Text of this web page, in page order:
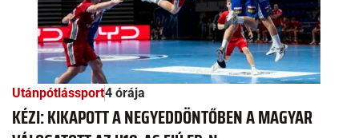
Utánpótlássport4 órája
KÉZI: KIKAPOTT A NEGYEDDÖNTŐBEN A MAGYAR